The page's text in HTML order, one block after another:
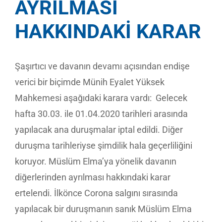
AYRILMASI
HAKKINDAKİ KARAR
Şaşırtıcı ve davanın devamı açısından endişe
verici bir biçimde Münih Eyalet Yüksek
Mahkemesi aşağıdaki karara vardı: Gelecek
hafta 30.03. ile 01.04.2020 tarihleri arasında
yapılacak ana duruşmalar iptal edildi. Diğer
duruşma tarihleriyse şimdilik hala geçerliliğini
koruyor. Müslüm Elma’ya yönelik davanın
diğerlerinden ayrılması hakkındaki karar
ertelendi. İlkönce Corona salgını sırasında
yapılacak bir duruşmanın sanık Müslüm Elma